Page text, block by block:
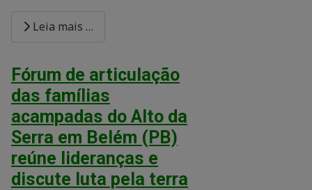
Leia mais …
Fórum de articulação
das famílias
acampadas do Alto da
Serra em Belém (PB)
reúne lideranças e
discute luta pela terra